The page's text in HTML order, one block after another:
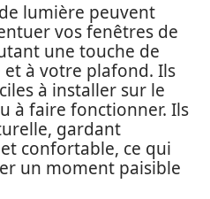
lumière peuvent
vos fenêtres de
une touche de
à votre plafond. Ils
à installer sur le
à faire fonctionner. Ils
gardant
confortable, ce qui
un moment paisible